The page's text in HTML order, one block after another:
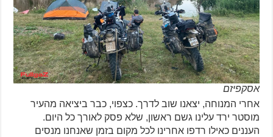
אסקפיזם
אחרי המנוחה, יצאנו שוב לדרך. כצפוי, כבר ביציאה מהעיר
מוסטר ירד עלינו גשם ראשון, שלא פסק לאורך כל היום.
העננים כאילו רדפו אחרינו לכל מקום בזמן שאנחנו מנסים